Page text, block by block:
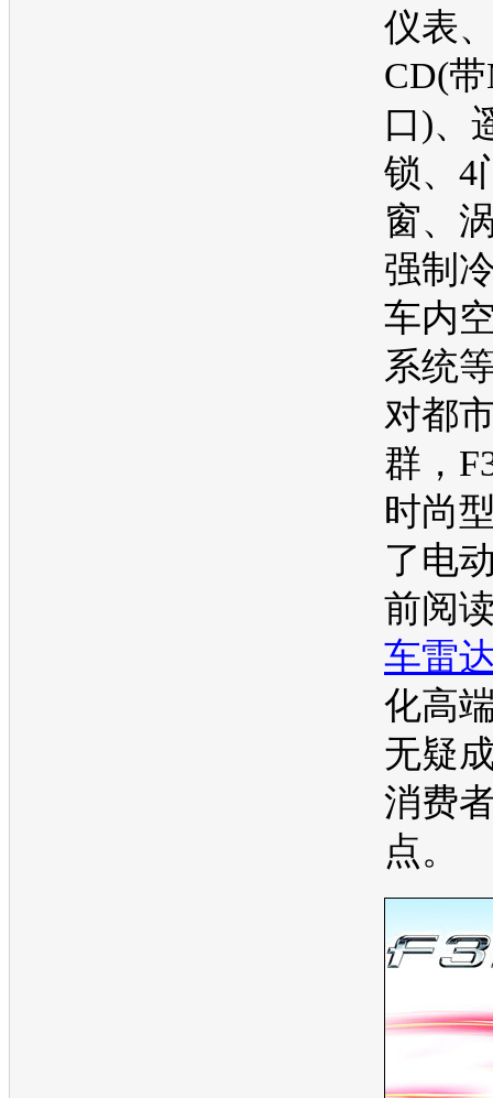
仪表
CD(
口)、
锁、4
窗、
强制
车内
系统
对都
群，
时尚
了电
前阅
车雷
化高
无疑
消费
点。